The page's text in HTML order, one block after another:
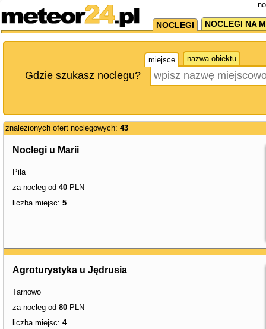
NOCLEGI NOCLEGI NA
miejsce nazwa obiektu
Gdzie szukasz noclegu?
znalezionych ofert noclegowych: 43
Noclegi u Marii
Piła
za nocleg od 40 PLN
liczba miejsc: 5
Agroturystyka u Jędrusia
Tarnowo
za nocleg od 80 PLN
liczba miejsc: 4